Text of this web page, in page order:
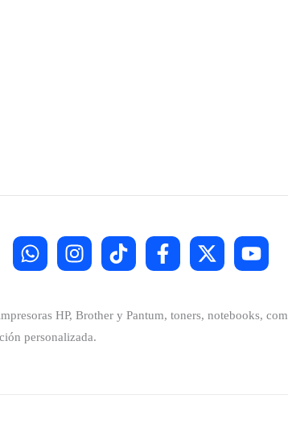
HP, Brother y Pantum, toners, notebooks,
personalizada.